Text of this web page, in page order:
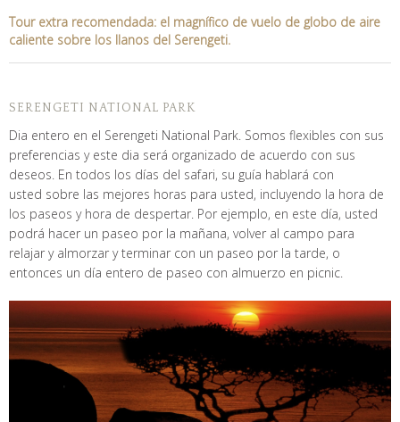
Tour extra recomendada: el magnífico de vuelo de globo de aire
caliente sobre los llanos del Serengeti.
SERENGETI NATIONAL PARK
Dia entero en el Serengeti National Park. Somos flexibles con sus
preferencias y este dia será organizado de acuerdo con sus
deseos. En todos los días del safari, su guía hablará con
usted sobre las mejores horas para usted, incluyendo la hora de
los paseos y hora de despertar. Por ejemplo, en este día, usted
podrá hacer un paseo por la mañana, volver al campo para
relajar y almorzar y terminar con un paseo por la tarde, o
entonces un día entero de paseo con almuerzo en picnic.